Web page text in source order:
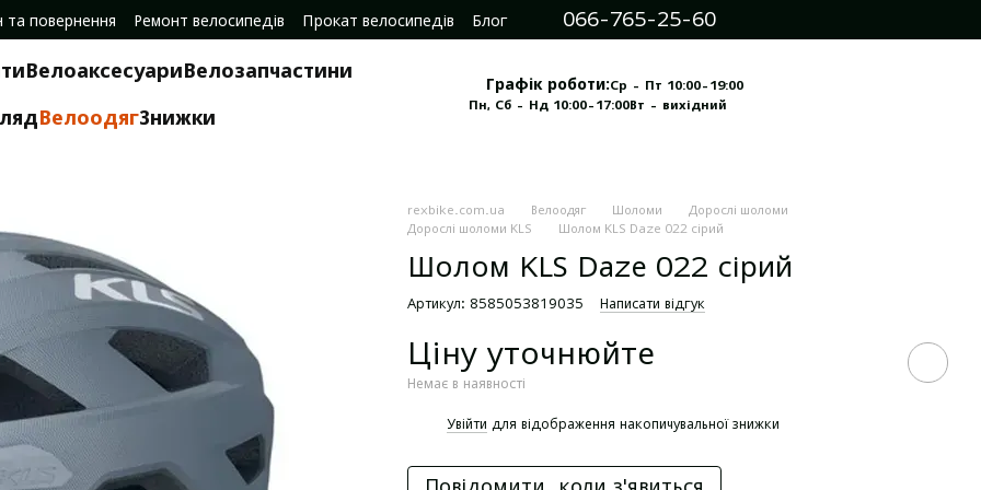
та повернення Ремонт велосипедів Прокат велосипедів
Блог
066-765-25-60
ВелоаксесуариВелозапчастини
ВелоодягЗнижки
Графік роботи:Ср - Пт 10:00-19:00
Пн, Сб - Нд 10:00-17:00Вт - вихідний
rexbike.com.ua Велоодяг Шоломи
Дорослі шоломи
Дорослі шоломи KLS
Шолом KLS Daze 022 сірий
Шолом KLS Daze 022 сірий
Артикул: 8585053819035 Написати відгук
Ціну уточнюйте
Немає в наявності
Увійти для відображення накопичувальної знижки